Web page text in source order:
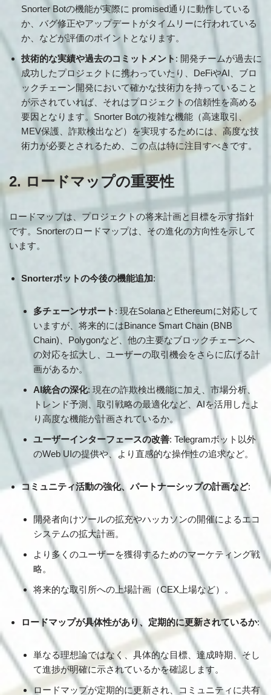
Snorter Botの機能が実際に promised通りに動作している
か、バグ修正やアップデートがタイムリーに行われている
か、などが評価のポイントとなります。
技術的な実績や過去のコミットメント : 開発チームが過去に
成功したプロジェクトに携わっていたり、DeFiやAI、ブロ
ックチェーン開発において確かな技術力を持っていること
が示されていれば、それはプロジェクトの信頼性を高める
要因となります。Snorter Botの複雑な機能（高速取引、
MEV保護、詐欺検出など）を実現するためには、高度な技
術力が必要とされるため、この点は特に注目すべきです。
2. ロードマップの重要性
ロードマップは、プロジェクトの将来計画と目標を示す指針
です。Snorterのロードマップは、その進化の方向性を示して
います。
Snorterボットの今後の機能追加:
多チェーンサポート : 現在SolanaとEthereumに対応して
いますが、将来的にはBinance Smart Chain (BNB
Chain)、Polygonなど、他の主要なブロックチェーンへ
の対応を拡大し、ユーザーの取引機会をさらに広げる計
画があるか。
AI統合の深化: 現在の詐欺検出機能に加え、市場分析、
トレンド予測、取引戦略の最適化など、AIを活用したよ
り高度な機能が計画されているか。
ユーザーインターフェースの改善: Telegramボット以外
のWeb UIの提供や、より直感的な操作性の追求など。
コミュニティ活動の強化、パートナーシップの計画など:
開発者向けツールの拡充やハッカソンの開催によるエコ
システムの拡大計画。
より多くのユーザーを獲得するためのマーケティング戦
略。
将来的な取引所への上場計画（CEX上場など）。
ロードマップが具体性があり、定期的に更新されているか:
単なる理想論ではなく、具体的な目標、達成時期、そし
て進捗が明確に示されているかを確認します。
ロードマップが定期的に更新され、コミュニティに共有